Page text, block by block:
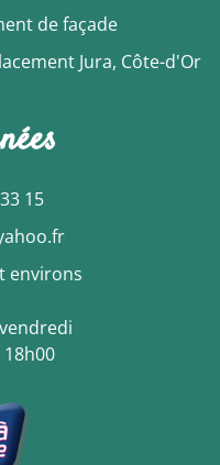
de façade
Jura, Côte-d'Or
15
environs
18h00